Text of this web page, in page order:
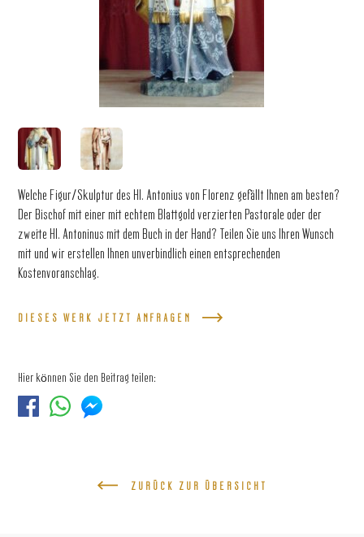
Welche Figur/Skulptur des Hl. Antonius von Florenz gefällt Ihnen am besten?
Der Bischof mit einer mit echtem Blattgold verzierten Pastorale oder der
zweite Hl. Antoninus mit dem Buch in der Hand? Teilen Sie uns Ihren Wunsch
mit und wir erstellen Ihnen unverbindlich einen entsprechenden
Kostenvoranschlag.
DIESES WERK JETZT ANFRAGEN
Hier können Sie den Beitrag teilen:
ZURÜCK ZUR ÜBERSICHT